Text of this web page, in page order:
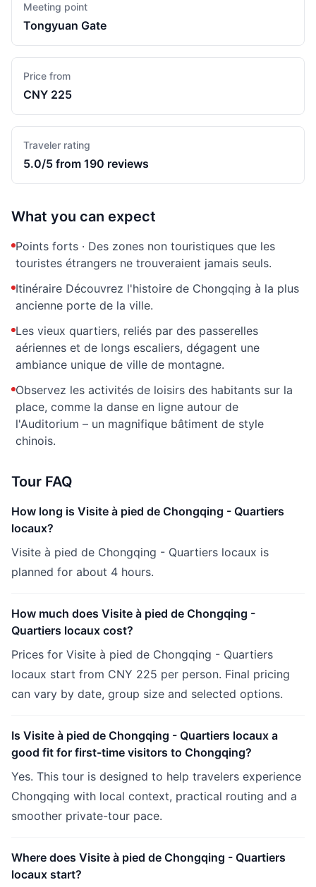
Meeting point
Tongyuan Gate
Price from
CNY 225
Traveler rating
5.0/5 from 190 reviews
What you can expect
Points forts · Des zones non touristiques que les
touristes étrangers ne trouveraient jamais seuls.
Itinéraire Découvrez l'histoire de Chongqing à la plus
ancienne porte de la ville.
Les vieux quartiers, reliés par des passerelles
aériennes et de longs escaliers, dégagent une
ambiance unique de ville de montagne.
Observez les activités de loisirs des habitants sur la
place, comme la danse en ligne autour de
l'Auditorium – un magnifique bâtiment de style
chinois.
Tour FAQ
How long is Visite à pied de Chongqing - Quartiers
locaux?
Visite à pied de Chongqing - Quartiers locaux is
planned for about 4 hours.
How much does Visite à pied de Chongqing -
Quartiers locaux cost?
Prices for Visite à pied de Chongqing - Quartiers
locaux start from CNY 225 per person. Final pricing
can vary by date, group size and selected options.
Is Visite à pied de Chongqing - Quartiers locaux a
good fit for first-time visitors to Chongqing?
Yes. This tour is designed to help travelers experience
Chongqing with local context, practical routing and a
smoother private-tour pace.
Where does Visite à pied de Chongqing - Quartiers
locaux start?